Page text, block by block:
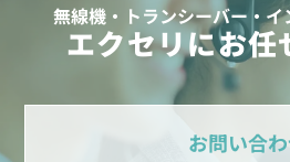
無線機・トランシーバー・
エクセリにお任
お問い合